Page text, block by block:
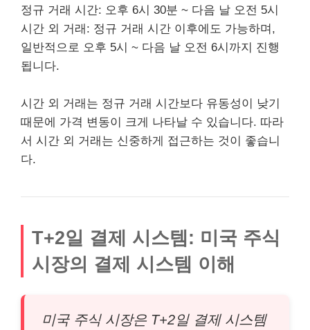
정규 거래 시간: 오후 6시 30분 ~ 다음 날 오전 5시
시간 외 거래: 정규 거래 시간 이후에도 가능하며,
일반적으로 오후 5시 ~ 다음 날 오전 6시까지 진행
됩니다.
시간 외 거래는 정규 거래 시간보다 유동성이 낮기
때문에 가격 변동이 크게 나타날 수 있습니다. 따라
서 시간 외 거래는 신중하게 접근하는 것이 좋습니
다.
T+2일 결제 시스템: 미국 주식
시장의 결제 시스템 이해
미국 주식 시장은 T+2일 결제 시스템